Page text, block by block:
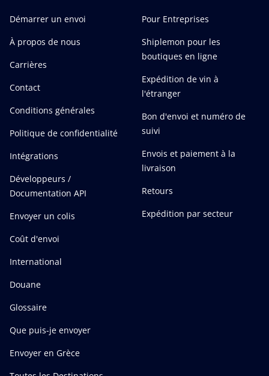
Démarrer un envoi
À propos de nous
Carrières
Contact
Conditions générales
Politique de confidentialité
Intégrations
Développeurs /
Documentation API
Envoyer un colis
Coût d'envoi
International
Douane
Glossaire
Que puis-je envoyer
Envoyer en Grèce
Pour Entreprises
Shiplemon pour les
boutiques en ligne
Expédition de vin à
l'étranger
Bon d'envoi et numéro de
suivi
Envois et paiement à la
livraison
Retours
Expédition par secteur